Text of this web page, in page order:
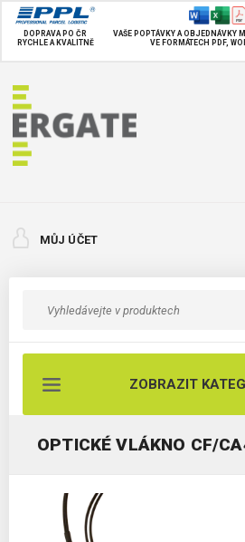
DOPRAVA PO ČR
RYCHLE A KVALITNĚ
VAŠE POPTÁVKY A OBJEDNÁVKY
VE FORMÁTECH PDF,
MŮJ ÚČET
ZOBRAZIT
OPTICKÉ VLÁKNO CF/